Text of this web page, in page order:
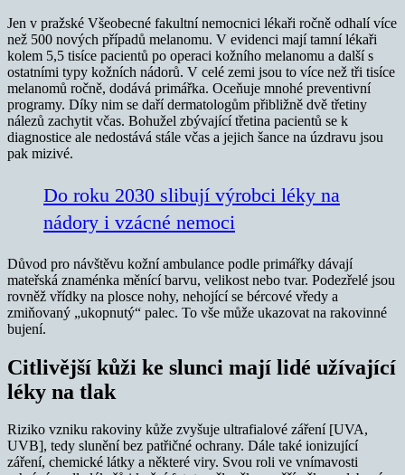
Jen v pražské Všeobecné fakultní nemocnici lékaři ročně odhalí více
než 500 nových případů melanomu. V evidenci mají tamní lékaři
kolem 5,5 tisíce pacientů po operaci kožního melanomu a další s
ostatními typy kožních nádorů. V celé zemi jsou to více než tři tisíce
melanomů ročně, dodává primářka. Oceňuje mnohé preventivní
programy. Díky nim se daří dermatologům přibližně dvě třetiny
nálezů zachytit včas. Bohužel zbývající třetina pacientů se k
diagnostice ale nedostává stále včas a jejich šance na úzdravu jsou
pak mizivé.
Do roku 2030 slibují výrobci léky na
nádory i vzácné nemoci
Důvod pro návštěvu kožní ambulance podle primářky dávají
mateřská znaménka měnící barvu, velikost nebo tvar. Podezřelé jsou
rovněž vřídky na plosce nohy, nehojící se bércové vředy a
zmiňovaný „ukopnutý“ palec. To vše může ukazovat na rakovinné
bujení.
Citlivější kůži ke slunci mají lidé užívající
léky na tlak
Riziko vzniku rakoviny kůže zvyšuje ultrafialové záření [UVA,
UVB], tedy slunění bez patřičné ochrany. Dále také ionizující
záření, chemické látky a některé viry. Svou roli ve vnímavosti